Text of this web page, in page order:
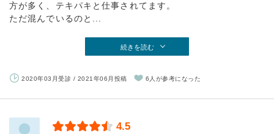
方が多く、テキパキと仕事されてます。
ただ混んでいるのと...
続きを読む
2020年03月受診 / 2021年06月投稿 6人が参考になった
4.5